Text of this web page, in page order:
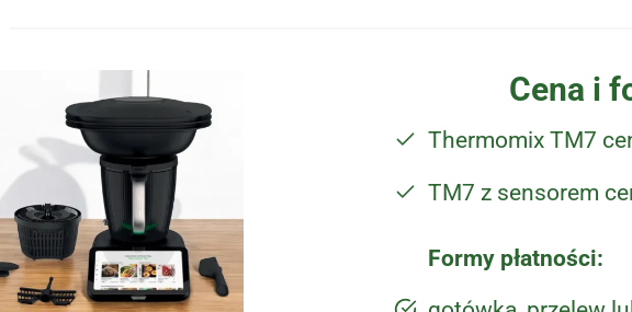
Cena i
Thermomix TM7
TM7 z sensorem
Formy płatności: